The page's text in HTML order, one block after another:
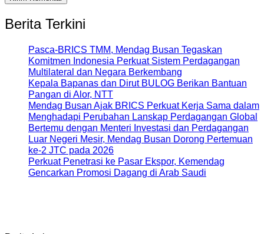
Berita Terkini
Pasca-BRICS TMM, Mendag Busan Tegaskan
Komitmen Indonesia Perkuat Sistem Perdagangan
Multilateral dan Negara Berkembang
Kepala Bapanas dan Dirut BULOG Berikan Bantuan
Pangan di Alor, NTT
Mendag Busan Ajak BRICS Perkuat Kerja Sama dalam
Menghadapi Perubahan Lanskap Perdagangan Global
Bertemu dengan Menteri Investasi dan Perdagangan
Luar Negeri Mesir, Mendag Busan Dorong Pertemuan
ke-2 JTC pada 2026
Perkuat Penetrasi ke Pasar Ekspor, Kemendag
Gencarkan Promosi Dagang di Arab Saudi